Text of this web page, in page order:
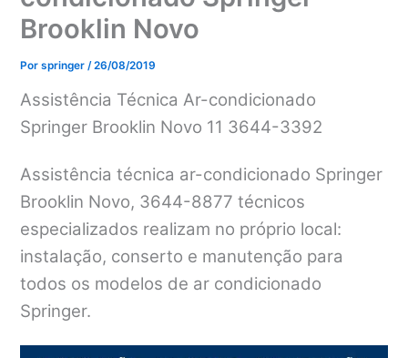
Brooklin Novo
Porspringer /26/08/2019
Assistência Técnica Ar-condicionado
Springer Brooklin Novo 11 3644-3392
Assistência técnica ar-condicionado Springer
Brooklin Novo, 3644-8877 técnicos
especializados realizam no próprio local:
instalação, conserto e manutenção para
todos os modelos de ar condicionado
Springer.